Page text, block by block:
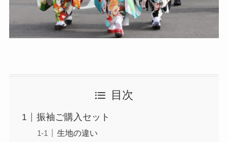
目次
振袖ご購入セット
生地の違い